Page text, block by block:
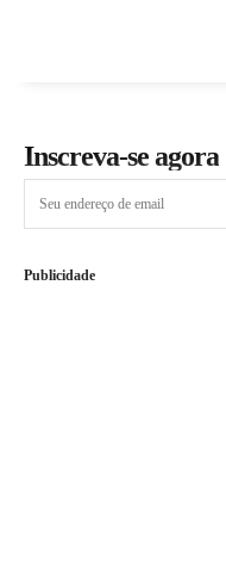
Inscreva-se agora
Publicidade